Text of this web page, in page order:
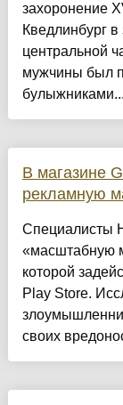
захоронение
Кведлинбург
центральной
мужчины был
В магазине
рекламную
Специалисты
«масштабную
которой
Play Store.
своих